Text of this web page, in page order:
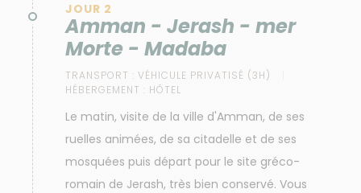
JOUR 2
Amman - Jerash - mer
Morte - Madaba
TRANSPORT : VÉHICULE PRIVATISÉ (3H)
HÉBERGEMENT : HÔTEL
Le matin, visite de la ville d'Amman, de ses
ruelles animées, de sa citadelle et de ses
mosquées puis départ pour le site gréco-
romain de Jerash, très bien conservé. Vous